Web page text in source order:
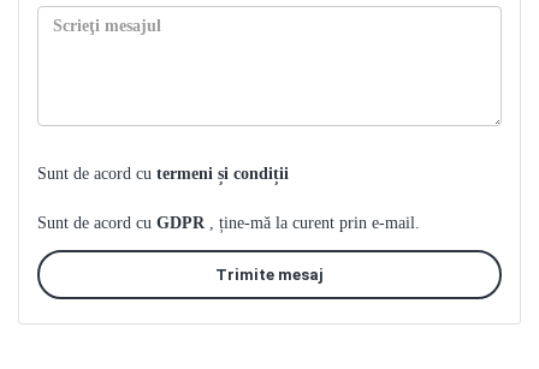
Sunt de acord cu termeni și condiții
Sunt de acord cu GDPR , ține-mă la curent prin e-mail.
Trimite mesaj